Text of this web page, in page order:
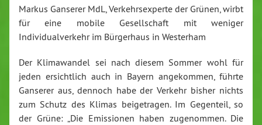
Markus Ganserer MdL, Verkehrsexperte der Grünen, wirbt
für eine mobile Gesellschaft mit weniger
Individualverkehr im Bürgerhaus in Westerham
Der Klimawandel sei nach diesem Sommer wohl für
jeden ersichtlich auch in Bayern angekommen, führte
Ganserer aus, dennoch habe der Verkehr bisher nichts
zum Schutz des Klimas beigetragen. Im Gegenteil, so
der Grüne: „Die Emissionen haben zugenommen. Die